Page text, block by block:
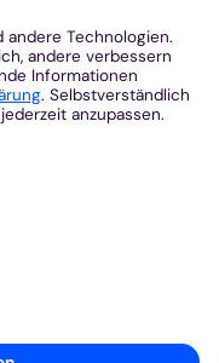
Erlebnis bieten.
Funktionieren unserer
verwenden wir
die zur Anzeige
Audios über
oder zu anonymen
Sie können selbst
womöglich
zum Widerruf Ihrer